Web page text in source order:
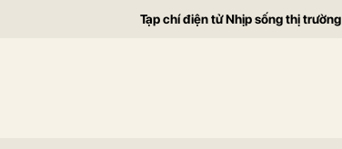
Tạp chí điện tử Nhịp sống thị trường